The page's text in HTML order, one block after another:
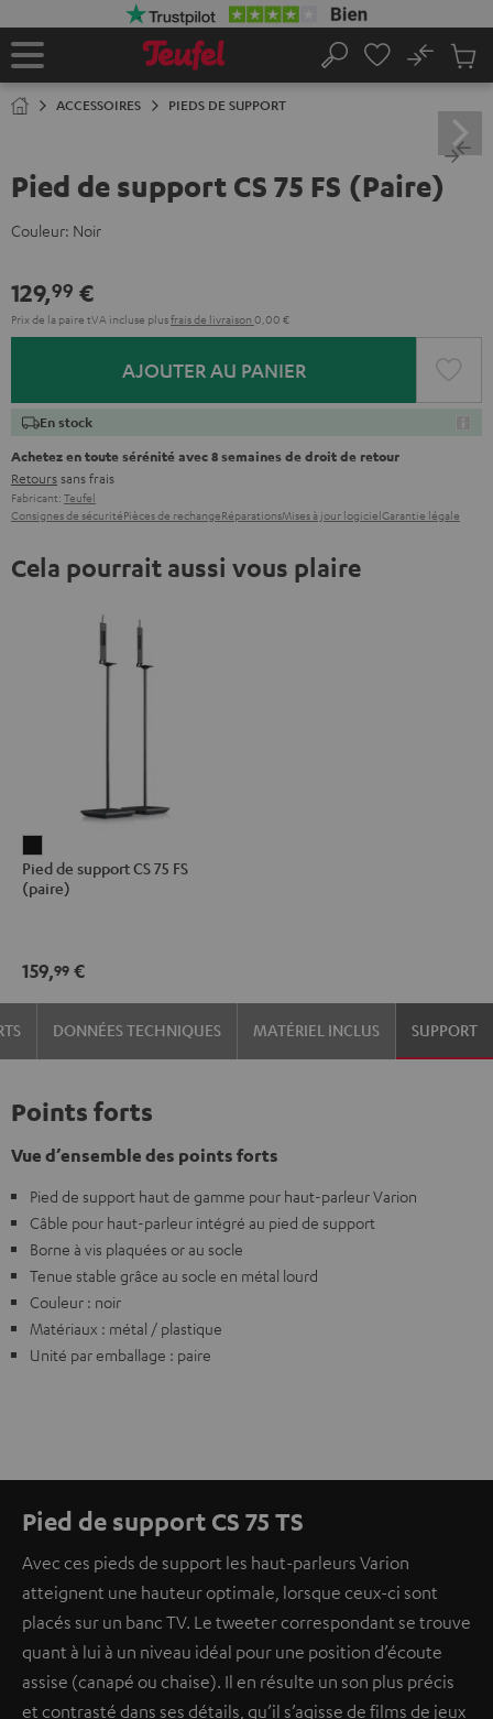
Page
Rechercher
No
panier
ACCESSOIRES PIEDS DE SUPPORT
Pied de support CS 75 FS (Paire)
Couleur: Noir
129,99 €
Prix de la paire tVA incluse plusfrais de livraison 0,00 €
AJOUTER AU PANIER
En stock
Achetez en toute sérénité avec 8 semaines de droit de retour
Retourssans frais
Fabricant: Teufel
Consignes de sécuritéPièces de rechangeRéparationsMises à jour logicielGarantie légale
Cela pourrait aussi vous plaire
de
support
FS
(paire)
Noir
Pied de support CS 75 FS
(paire)
159,99 €
DONNÉES TECHNIQUES MATÉRIEL INCLUS SUPPORT
Points forts
Vue d’ensemble des points forts
Pied de support haut de gamme pour haut-parleur Varion
Câble pour haut-parleur intégré au pied de support
Borne à vis plaquées or au socle
Tenue stable grâce au socle en métal lourd
Couleur : noir
Matériaux : métal / plastique
Unité par emballage : paire
Pied de support CS 75 TS
Avec ces pieds de support les haut-parleurs Varion
atteignent une hauteur optimale, lorsque ceux-ci sont
placés sur un banc TV. Le tweeter correspondant se trouve
quant à lui à un niveau idéal pour une position d’écoute
assise (canapé ou chaise). Il en résulte un son plus précis
et contrasté dans ses détails, qu’il s’agisse de films de jeux